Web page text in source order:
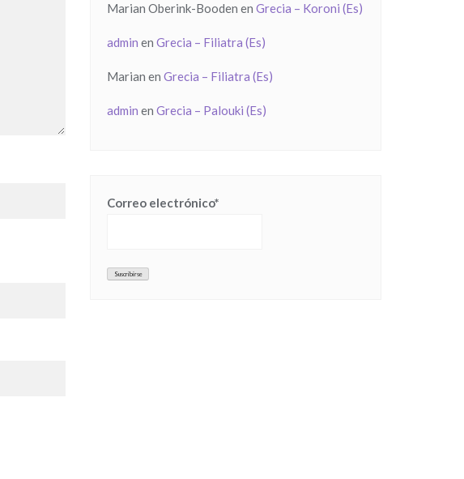
Marian Oberink-Booden en Grecia – Koroni (Es)
admin en Grecia – Filiatra (Es)
Marian en Grecia – Filiatra (Es)
admin en Grecia – Palouki (Es)
Correo electrónico*